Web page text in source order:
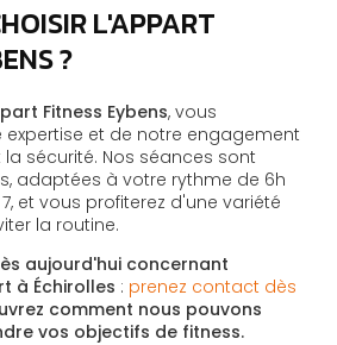
L'APPART
?
Fitness Eybens, vous
expertise et de notre engagement
sécurité. Nos séances sont
adaptées à votre rythme de 6h
et vous profiterez d'une variété
la routine.
aujourd'hui concernant
à Échirolles : prenez contact dès
comment nous pouvons
vos objectifs de fitness.